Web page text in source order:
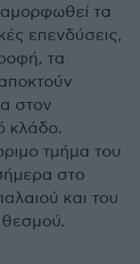
τα
επενδύσεις,
τα
στον
κλάδο.
τμήμα του
στο
και του
θεσμού.